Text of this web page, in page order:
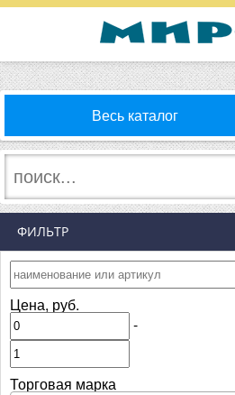
Весь каталог
ФИЛЬТР
Цена, руб.
-
Торговая марка